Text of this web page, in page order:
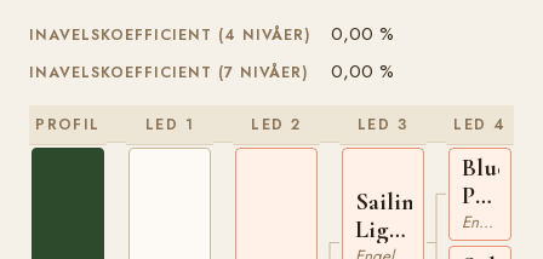
INAVELSKOEFFICIENT (4 NIVÅER) 0,00 %
INAVELSKOEFFICIENT (7 NIVÅER) 0,00 %
PROFIL LED 1 LED 2 LED 3
Sailing
Light
LED 4
Blue
Peter
xxEngelskt Fullblod